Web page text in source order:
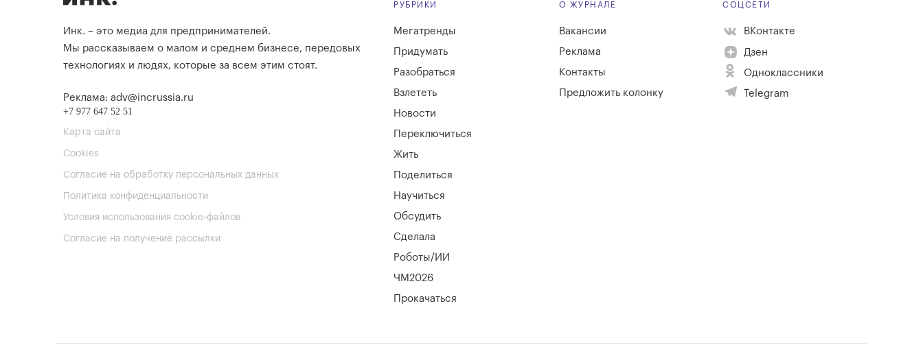
Инк. – это медиа для предпринимателей.
Мы рассказываем о малом и среднем бизнесе, передовых
технологиях и людях, которые за всем этим стоят.
Реклама: adv@incrussia.ru
+7 977 647 52 51
Карта сайта
Cookies
Согласие на обработку персональных данных
Политика конфиденциальности
Условия использования cookie-файлов
Согласие на получение рассылки
РУБРИКИ
Мегатренды
Придумать
Разобраться
Взлететь
Новости
Переключиться
Жить
Поделиться
Научиться
Обсудить
Сделала
Роботы/ИИ
ЧМ2026
Прокачаться
О ЖУРНАЛЕ
Вакансии
Реклама
Контакты
Предложить колонку
СОЦСЕТИ
ВКонтакте
Дзен
Одноклассники
Telegram